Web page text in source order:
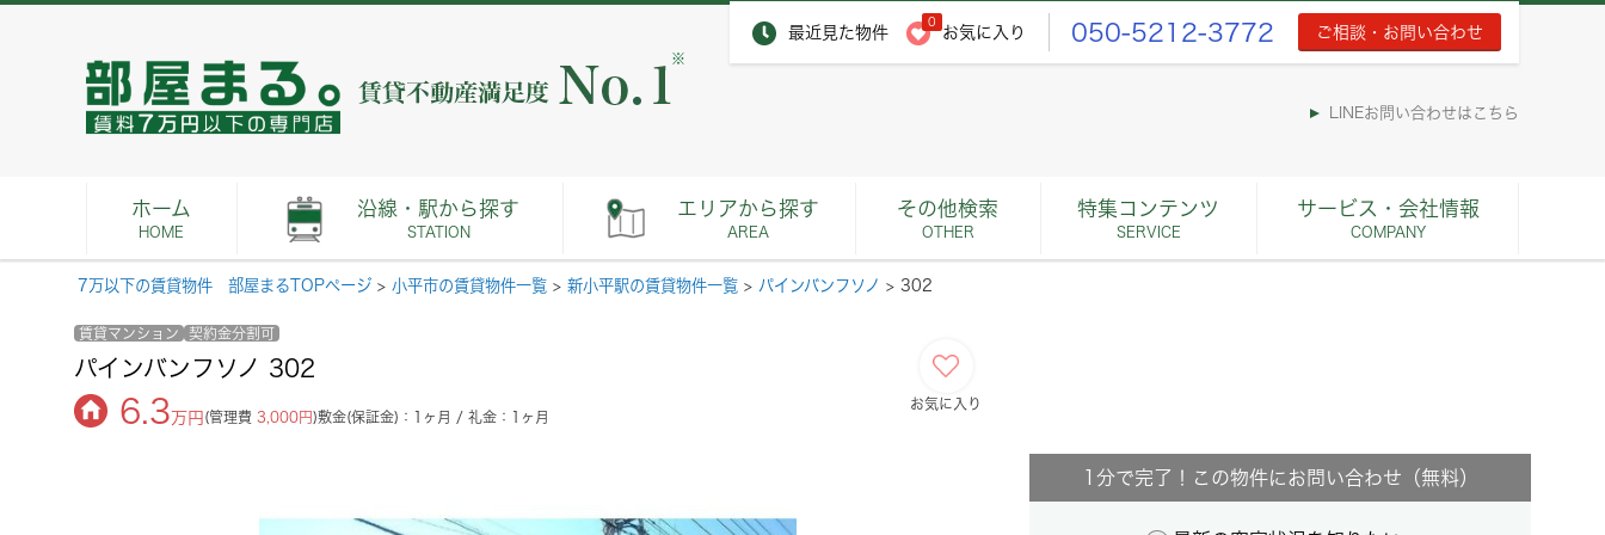
最近見た物件
0
お気に入り 050-5212-3772 ご相談・お問い合わせ
※
LINEお問い合わせはこちら
ホーム
HOME
沿線・駅から探す
STATION
エリアから探す
AREA
その他検索
OTHER
特集コンテンツ
SERVICE
サービス・会社情報
COMPANY
7万以下の賃貸物件 部屋まるTOPページ > 小平市の賃貸物件一覧 > 新小平駅の賃貸物件一覧 > パインバンフソノ > 302
賃貸マンション 契約金分割可
パインバンフソノ 302
6.3 万円 (管理費 3,000円)敷金(保証金)：1ヶ月 / 礼金：1ヶ月
お気に入り
1分で完了！この物件にお問い合わせ（無料）